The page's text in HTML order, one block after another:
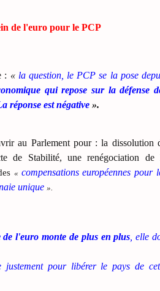
de l'euro pour le PCP
: « la question, le PCP se la pose
qui repose sur la défense
réponse est négative ».
au Parlement pour : la dissolution
de Stabilité, une renégociation de
« compensations européennes pour
unique ».
de l'euro monte de plus en plus , elle
pour libérer le pays de